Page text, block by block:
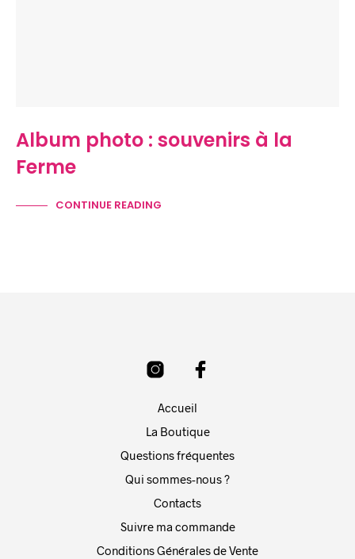
Album photo : souvenirs à la
Ferme
CONTINUE READING
Accueil
La Boutique
Questions fréquentes
Qui sommes-nous ?
Contacts
Suivre ma commande
Conditions Générales de Vente